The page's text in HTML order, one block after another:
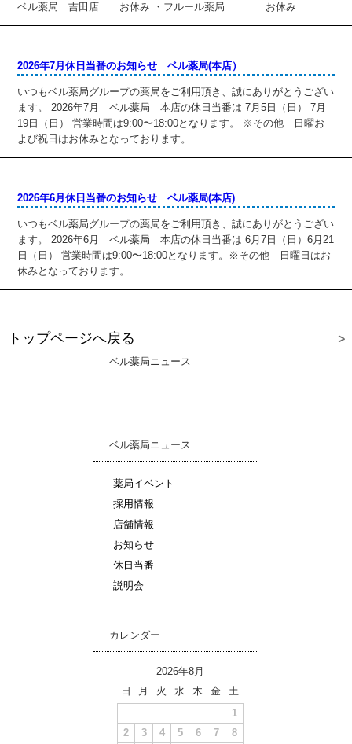
ベル薬局 吉田店 お休み ・フルール薬局 お休み
2026年7月休日当番のお知らせ ベル薬局(本店）
いつもベル薬局グループの薬局をご利用頂き、誠にありがとうござい
ます。 2026年7月 ベル薬局 本店の休日当番は 7月5日（日） 7月
19日（日） 営業時間は9:00〜18:00となります。 ※その他 日曜お
よび祝日はお休みとなっております。
2026年6月休日当番のお知らせ ベル薬局(本店)
いつもベル薬局グループの薬局をご利用頂き、誠にありがとうござい
ます。 2026年6月 ベル薬局 本店の休日当番は 6月7日（日）6月21
日（日） 営業時間は9:00〜18:00となります。※その他 日曜日はお
休みとなっております。
トップページへ戻る
ベル薬局ニュース
ベル薬局ニュース
薬局イベント
採用情報
店舗情報
お知らせ
休日当番
説明会
カレンダー
2026年8月
日
月 火 水 木 金
土
1
2
3 4 5 6 7
8